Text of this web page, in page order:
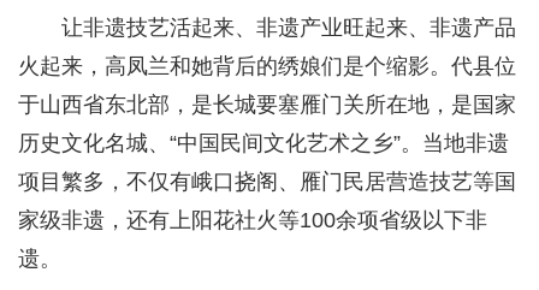
让非遗技艺活起来、非遗产业旺起来、非遗产品
火起来，高凤兰和她背后的绣娘们是个缩影。代县位
于山西省东北部，是长城要塞雁门关所在地，是国家
历史文化名城、“中国民间文化艺术之乡”。当地非遗
项目繁多，不仅有峨口挠阁、雁门民居营造技艺等国
家级非遗，还有上阳花社火等100余项省级以下非
遗。